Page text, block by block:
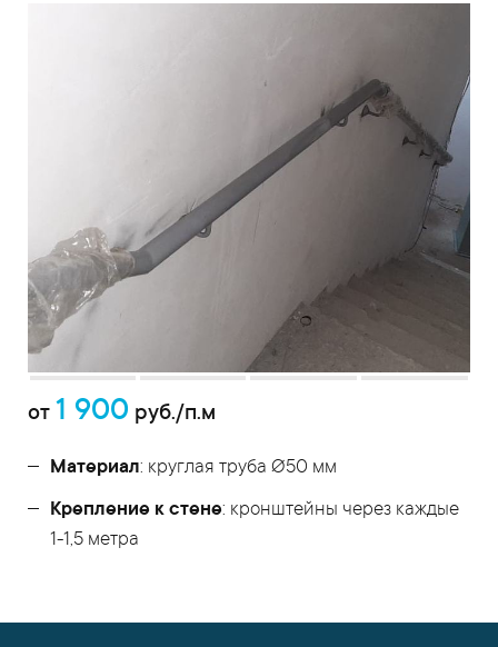
от 1 900 руб./п.м
Материал: круглая труба Ø50 мм
Крепление к стене: кронштейны через каждые
1-1,5 метра